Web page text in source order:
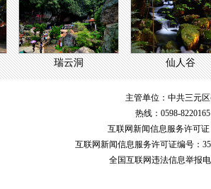
瑞云洞 仙人谷
主管单位：中共三元
热线：0598-
互联网新闻信息服务许可证
互联网新闻信息服务许可证编号：
全国互联网违法信息举报